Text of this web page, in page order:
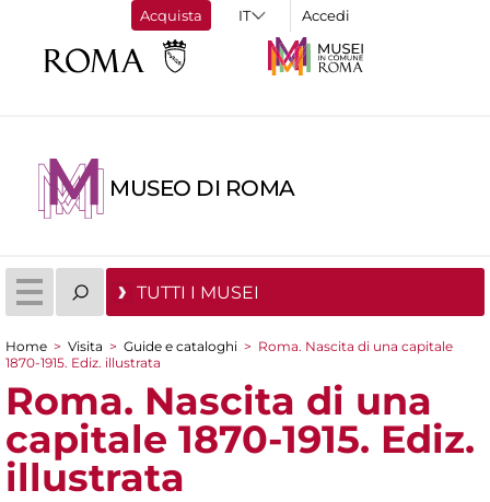
Acquista Accedi
MUSEO DI ROMA
TUTTI I MUSEI
Tu sei qui
Home > Visita > Guide e cataloghi > Roma. Nascita di una capitale
1870-1915. Ediz. illustrata
Roma. Nascita di una
capitale 1870-1915. Ediz.
illustrata